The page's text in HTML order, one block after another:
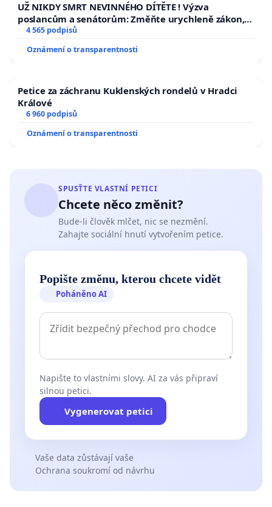
UŽ NIKDY SMRT NEVINNÉHO DÍTĚTE ! Výzva
poslancům a senátorům: Změňte urychleně zákon,
aby se tragédie malé Viktorky už nemohla opakovat!
4 565 podpisů
Oznámení o transparentnosti
Petice za záchranu Kuklenských rondelů v Hradci
Králové
6 960 podpisů
Oznámení o transparentnosti
SPUSŤTE VLASTNÍ PETICI
Chcete něco změnit?
Bude-li člověk mlčet, nic se nezmění.
Zahajte sociální hnutí vytvořením petice.
Popište změnu, kterou chcete vidět
Poháněno AI
Napište to vlastními slovy. AI za vás připraví
silnou petici.
Vygenerovat petici
Vaše data zůstávají vaše
Ochrana soukromí od návrhu